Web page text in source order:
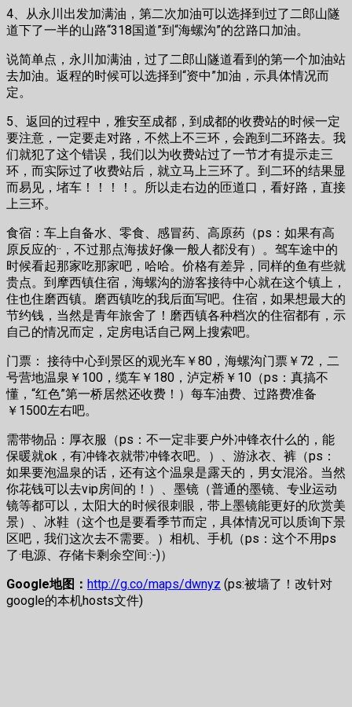
4、从永川出发加满油，第二次加油可以选择到过了二郎山隧
道下了一半的山路“318国道”到“海螺沟”的岔路口加油。
说简单点，永川加满油，过了二郎山隧道看到的第一个加油站
去加油。返程的时候可以选择到“资中”加油，示具体情况而
定。
5、返回的过程中，雅安至成都，到成都的收费站的时候一定
要注意，一定要走对路，不然上不三环，会跑到二环路去。我
们就犯了这个错误，我们以为收费站过了一节才有提示走三
环，而实际过了收费站后，就立马上三环了。到二环的结果显
而易见，堵车！！！！。所以走右边的匝道口，看好路，直接
上三环。
食宿：车上自备水、零食、感冒药、高原药（ps：如果有高
原反应的··，不过那点海拔好像一般人都没有）。驾车途中的
时候看起那家吃那家吧，哈哈。价格有差异，同样的鱼有些就
贵点。到摩西镇住宿，海螺沟的游客接待中心就在这个镇上，
住也住磨西镇。磨西镇吃的我后面写吧。住宿，如果想最大的
节约钱，当然是青年旅舍了！磨西镇各种档次的住宿都有，示
自己的情况而定，定房电话自己网上搜索吧。
门票： 接待中心到景区的观光车￥80，海螺沟门票￥72，二
号营地温泉￥100，缆车￥180，泸定桥￥10（ps：真搞不
懂，“红色”第一桥居然还收费！）每车油费、过路费准备
￥1500左右吧。
需带物品：厚衣服（ps：不一定非要户外冲锋衣什么的，能
保暖就ok，有冲锋衣就带冲锋衣吧。）、游泳衣、裤（ps：
如果要泡温泉的话，还有这个温泉是露天的，男女混浴。当然
你花钱可以去vip房间的！）、墨镜（普通的墨镜、专业运动
镜等都可以，太阳大的时候很刺眼，带上墨镜能更好的欣赏美
景）、冰鞋（这个也是要看季节而定，具体情况可以质询下景
区吧，我们这次去不需要。）相机、手机（ps：这个不用ps
了·电源、存储卡剩余空间·:-)）
Google地图： http://g.co/maps/dwnyz (ps:被墙了！改针对
google的本机hosts文件)